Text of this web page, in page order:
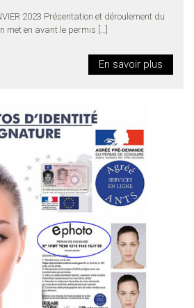
2023 Présentation et déroulement du
met en avant le permis […]
En savoir plus